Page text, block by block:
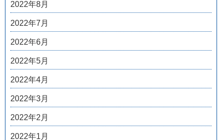
2022年8月
2022年7月
2022年6月
2022年5月
2022年4月
2022年3月
2022年2月
2022年1月